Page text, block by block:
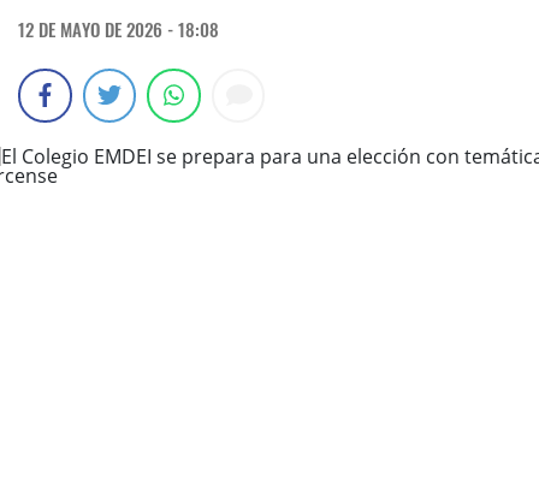
12 DE MAYO DE 2026 - 18:08